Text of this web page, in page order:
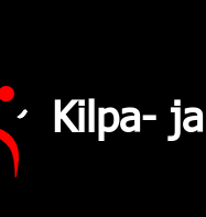
Kilpa- ja